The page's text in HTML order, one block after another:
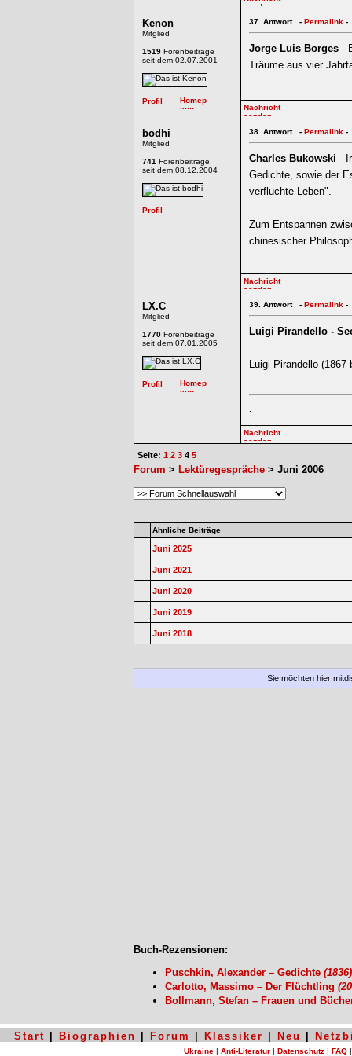
Kenon
Mitglied
1519 Forenbeiträge
seit dem 02.07.2001
37. Antwort - Permalink -
Jorge Luis Borges -
Träume aus vier
bodhi
Mitglied
741 Forenbeiträge
seit dem 08.12.2004
38. Antwort - Permalink -
Charles Bukowski -
Gedichte, sowie der
verfluchte Leben".
Zum Entspannen
chinesischer
LX.C
Mitglied
1770 Forenbeiträge
seit dem 07.01.2005
39. Antwort - Permalink -
Luigi Pirandello -
Luigi Pirandello (1867
.
Seite: 1 2 3 4 5
Forum > Lektüregespräche > Juni 2006
Ähnliche Beiträge
Juni 2025
Juni 2021
Juni 2020
Juni 2019
Juni 2018
Sie möchten hier
Buch-Rezensionen:
Puschkin, Alexander – Gedichte (1836)
Carlotto, Massimo – Der Flüchtling
Bollmann, Stefan – Frauen und
Start Biographien Forum Klassiker Neu
Ukraine | Anti-Literatur | Datenschutz | FAQ